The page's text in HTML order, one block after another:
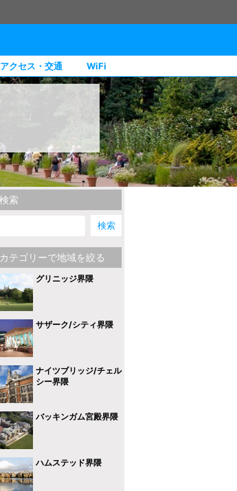
アクセス・交通 WiFi
索
テゴリーで地域を絞る
グリニッジ界隈
サザーク/シティ界隈
ナイツブリッジ/チェル
シー界隈
バッキンガム宮殿界隈
ハムステッド界隈